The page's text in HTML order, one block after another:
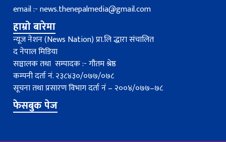
email :-news.thenepalmedia@gmail.com
हाम्रो बारेमा
न्यूज नेशन (News Nation) प्रा.लि द्धारा संचालित
द नेपाल मिडिया
सञ्चालक तथा सम्पादक :- गौतम श्रेष्ठ
कम्पनी दर्ता नं. २३८४३०/०७७/०७८
सूचना तथा प्रसारण विभाग दर्ता नंं – २००४/०७७–७८
फेसबुक पेज